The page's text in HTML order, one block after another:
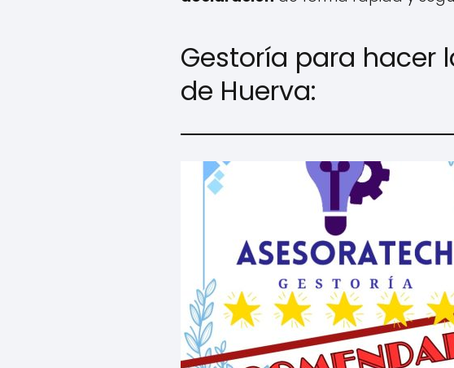
Gestoría para hacer
de Huerva: